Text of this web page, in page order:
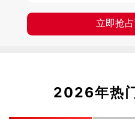
立即抢
2026年热